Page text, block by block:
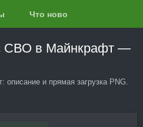
Что нового?
СВО в Майнкрафт —
и прямая загрузка PNG.